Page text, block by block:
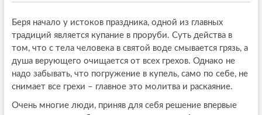
Беря начало у истоков праздника, одной из главных
традиций является купание в проруби. Суть действа в
том, что с тела человека в святой воде смывается грязь, а
душа верующего очищается от всех грехов. Однако не
надо забывать, что погружение в купель, само по себе, не
снимает все грехи – главное это молитва и раскаяние.
Очень многие люди, приняв для себя решение впервые